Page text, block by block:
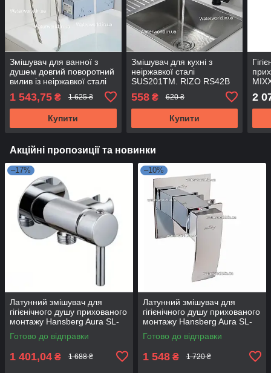
Змішувач для ванної з
душем довгий поворотний
вилив із неіржавкої сталі
SUS304 VENTA VS302DS
колір сатин
1 543,75 ₴ 1 625 ₴
Купити
Змішувач для кухні з
неіржавкої сталі
SUS201TM. RIZO RS42B
кріпленням на гайці
558₴ 620 ₴
Купити
2
Акційні пропозиції та новинки
–17%
Латунний змішувач для
гігієнічного душу прихованого
монтажу Hansberg Aura SL-
04 (без шланга та лійки)
Готово до відправки
1 401,04 ₴ 1 688 ₴
–10%
Латунний змішувач для
гігієнічного душу прихованого
монтажу Hansberg Aura SL-
02 (без шланга та лійки)
Готово до відправки
1 548 ₴ 1 720 ₴